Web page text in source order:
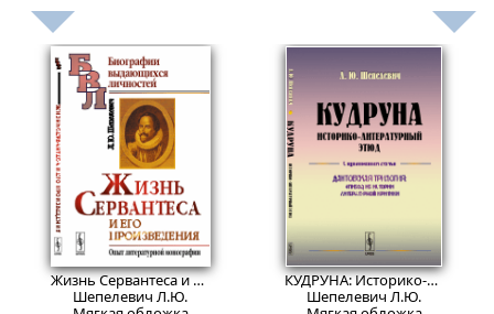
679₽
Жизнь Сервантеса и его произведения: Опыт литературной монографии.
Шепелевич Л.Ю.
577₽
КУДРУНА: Историко-литературный этюд. С приложением статьи "Дантовская трилогия: Эпизод из истории литературной критики".
Шепелевич Л.Ю.